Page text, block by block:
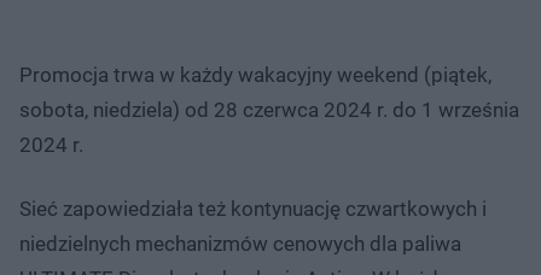
Promocja trwa w każdy wakacyjny weekend (piątek,
sobota, niedziela) od 28 czerwca 2024 r. do 1 września
2024 r.
Sieć zapowiedziała też kontynuację czwartkowych i
niedzielnych mechanizmów cenowych dla paliwa